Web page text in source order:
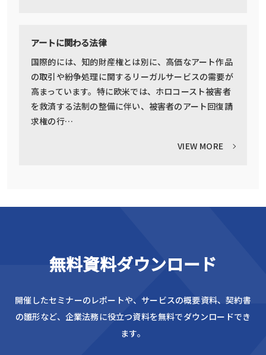
アートに関わる法律
国際的には、知的財産権とは別に、高価なアート作品
の取引や紛争処理に関するリーガルサービスの需要が
高まっています。特に欧米では、ホロコースト被害者
を救済する法制の整備に伴い、被害者のアート回復請
求権の行…
VIEW MORE
無料資料ダウンロード
開催したセミナーのレポートや、サービスの概要資料、契約書
の雛形など、企業法務に役立つ資料を無料でダウンロードでき
ます。